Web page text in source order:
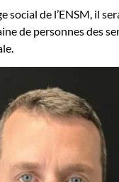
social de l’ENSM, il
de personnes des